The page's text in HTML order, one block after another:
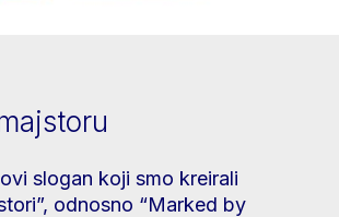
slogan koji smo kreirali
odnosno “Marked by